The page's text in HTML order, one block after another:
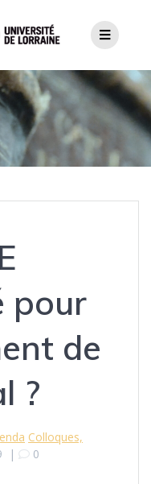
pour
de
?
Colloques,
| 0